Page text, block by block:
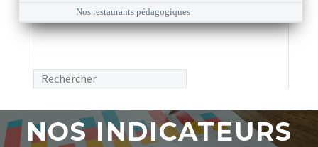
Nos restaurants pédagogiques
NOS INDICATEURS